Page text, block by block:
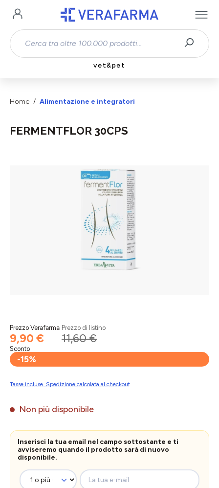
Passa al contenuto principale
vet&pet
Home Alimentazione e integratori
FERMENTFLOR 30CPS
Salta la galleria di immagini
Prezzo Verafarma
9,90 €
Prezzo di listino
11,60 €
Sconto
-15%
Tasse incluse. Spedizione calcolata al checkout
Non più disponibile
Inserisci la tua email nel campo sottostante e ti
avviseremo quando il prodotto sarà di nuovo
disponibile.
La tua e-mail